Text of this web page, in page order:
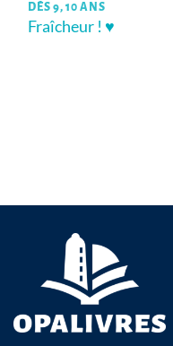
DÈS 9, 10 ANS
Fraîcheur ! ♥